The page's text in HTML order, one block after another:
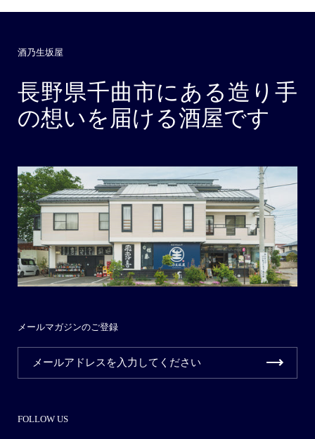
酒乃生坂屋
長野県千曲市にある造り手
の想いを届ける酒屋です
メールマガジンのご登録
FOLLOW US